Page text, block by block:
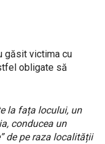
găsit victima cu
obligate să
la fața locului, un
conducea un
de pe raza localității